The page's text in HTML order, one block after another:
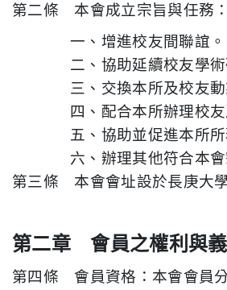
第二條 本會成立宗旨與任務：
一、增進校友間聯誼。
二、協助延續校友學
三、交換本所及校友動
四、配合本所辦理校
五、協助並促進本所
六、辦理其他符合本
第三條 本會會址設於長庚大
第二章 會員之權利與
第四條 會員資格： 本會會員